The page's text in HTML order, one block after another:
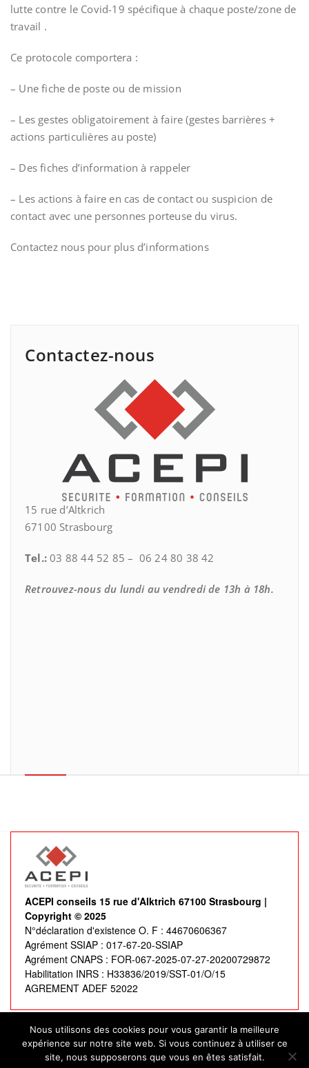
lutte contre le Covid-19 spécifique à chaque poste/zone de
travail .
Ce protocole comportera :
– Une fiche de poste ou de mission
– Les gestes obligatoirement à faire (gestes barrières +
actions particulières au poste)
– Des fiches d’information à rappeler
– Les actions à faire en cas de contact ou suspicion de
contact avec une personnes porteuse du virus.
Contactez nous pour plus d’informations
Contactez-nous
15 rue d’Altkrich
67100 Strasbourg
Tel.:03 88 44 52 85 – 06 24 80 38 42
Retrouvez-nous du lundi au vendredi de 13h à 18h.
ACEPI conseils 15 rue d'Alktrich 67100 Strasbourg |
Copyright © 2025
N°déclaration d'existence O. F : 44670606367
Agrément SSIAP : 017-67-20-SSIAP
Agrément CNAPS : FOR-067-2025-07-27-20200729872
Habilitation INRS : H33836/2019/SST-01/O/15
AGREMENT ADEF 52022
La certification qualité a été délivrée àAcepi Conseils
au
Nous utilisons des cookies pour vous garantir la meilleure
expérience sur notre site web. Si vous continuez à utiliser ce
site, nous supposerons que vous en êtes satisfait.